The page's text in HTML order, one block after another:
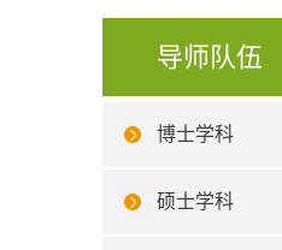
导师队伍
博士学科
硕士学科